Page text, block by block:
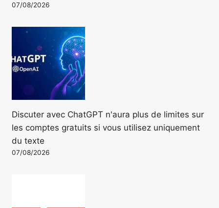
07/08/2026
Discuter avec ChatGPT n'aura plus de limites sur
les comptes gratuits si vous utilisez uniquement
du texte
07/08/2026